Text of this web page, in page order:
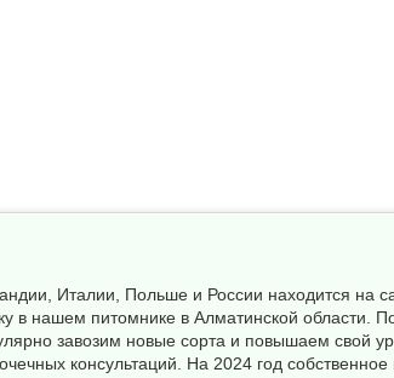
Италии, Польше и России находится
в нашем питомнике в Алматинской
завозим новые сорта и повышаем свой
консультаций. На 2024 год собственное